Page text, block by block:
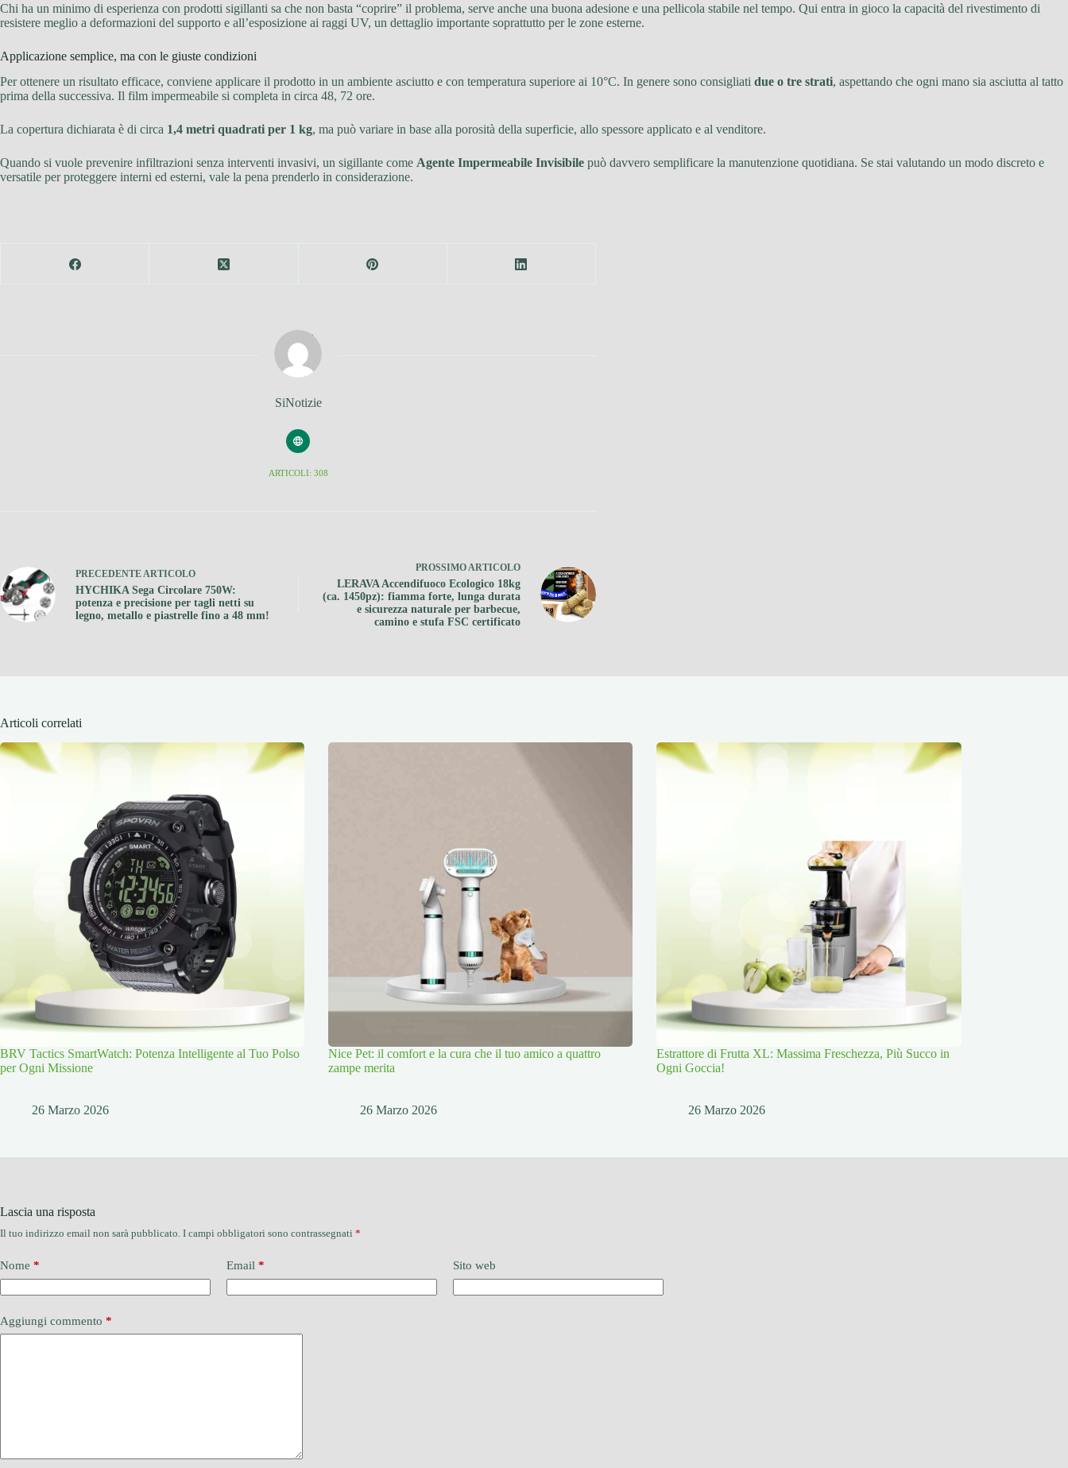
Chi ha un minimo di esperienza con prodotti sigillanti sa che non basta “coprire” il problema, serve anche una buona adesione e una pellicola stabile nel tempo. Qui entra in gioco la capacità del rivestimento di
resistere meglio a deformazioni del supporto e all’esposizione ai raggi UV, un dettaglio importante soprattutto per le zone esterne.
Applicazione semplice, ma con le giuste condizioni
Per ottenere un risultato efficace, conviene applicare il prodotto in un ambiente asciutto e con temperatura superiore ai 10°C. In genere sono consigliati due o tre strati, aspettando che ogni mano sia asciutta al tatto
prima della successiva. Il film impermeabile si completa in circa 48, 72 ore.
La copertura dichiarata è di circa 1,4 metri quadrati per 1 kg, ma può variare in base alla porosità della superficie, allo spessore applicato e al venditore.
Quando si vuole prevenire infiltrazioni senza interventi invasivi, un sigillante come Agente Impermeabile Invisibile può davvero semplificare la manutenzione quotidiana. Se stai valutando un modo discreto e
versatile per proteggere interni ed esterni, vale la pena prenderlo in considerazione.
SiNotizie
ARTICOLI: 308
PRECEDENTEARTICOLO
HYCHIKA Sega Circolare 750W:
potenza e precisione per tagli netti su
legno, metallo e piastrelle fino a 48 mm!
PROSSIMOARTICOLO
LERAVA Accendifuoco Ecologico 18kg
(ca. 1450pz): fiamma forte, lunga durata
e sicurezza naturale per barbecue,
camino e stufa FSC certificato
Articoli correlati
BRV Tactics SmartWatch: Potenza Intelligente al Tuo Polso
per Ogni Missione
26 Marzo 2026
Nice Pet: il comfort e la cura che il tuo amico a quattro
zampe merita
26 Marzo 2026
Estrattore di Frutta XL: Massima Freschezza, Più Succo in
Ogni Goccia!
26 Marzo 2026
Lascia una risposta
Il tuo indirizzo email non sarà pubblicato. I campi obbligatori sono contrassegnati *
Nome * Email * Sito web
Aggiungi commento *